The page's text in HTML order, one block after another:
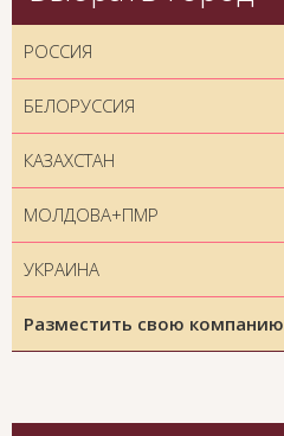
РОССИЯ
БЕЛОРУССИЯ
КАЗАХСТАН
МОЛДОВА+ПМР
УКРАИНА
Разместить свою компанию